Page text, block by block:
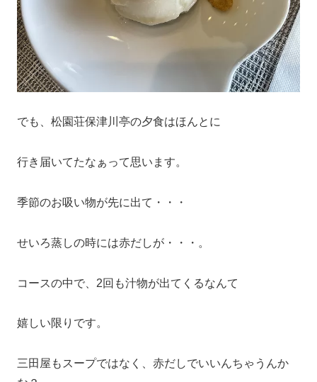
でも、松園荘保津川亭の夕食はほんとに
行き届いてたなぁって思います。
季節のお吸い物が先に出て・・・
せいろ蒸しの時には赤だしが・・・。
コースの中で、2回も汁物が出てくるなんて
嬉しい限りです。
三田屋もスープではなく、赤だしでいいんちゃうんか